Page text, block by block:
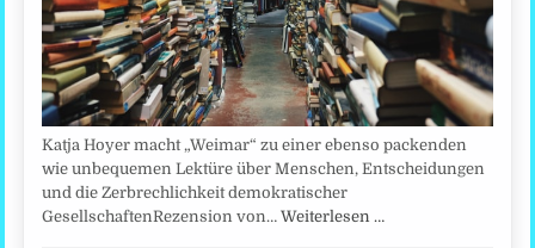
Katja Hoyer macht „Weimar“ zu einer ebenso packenden
wie unbequemen Lektüre über Menschen, Entscheidungen
und die Zerbrechlichkeit demokratischer
GesellschaftenRezension von…Weiterlesen …